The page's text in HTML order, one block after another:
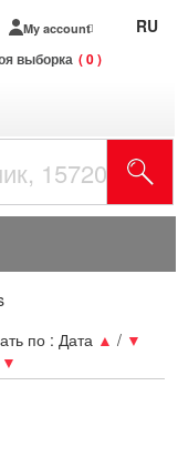
My account
выборка 0
RU
по : Дата ▲ / ▼
▼